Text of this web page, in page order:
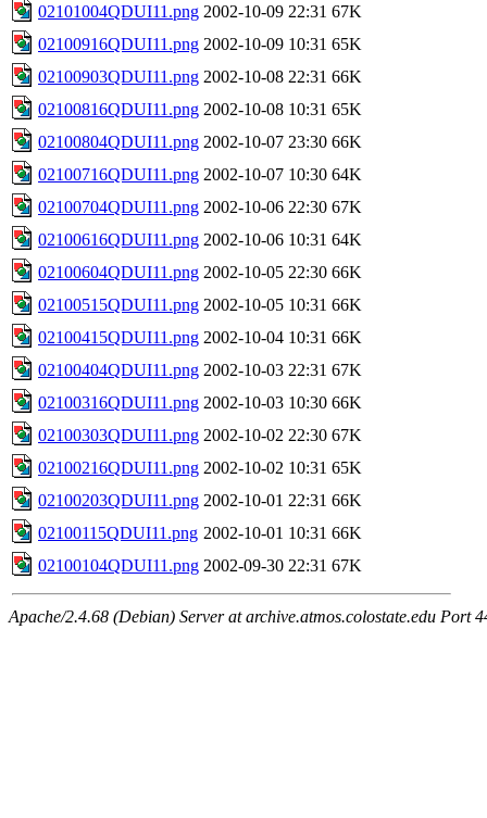
02101004QDUI11.png 2002-10-09 22:31 67K
02100916QDUI11.png 2002-10-09 10:31 65K
02100903QDUI11.png 2002-10-08 22:31 66K
02100816QDUI11.png 2002-10-08 10:31 65K
02100804QDUI11.png 2002-10-07 23:30 66K
02100716QDUI11.png 2002-10-07 10:30 64K
02100704QDUI11.png 2002-10-06 22:30 67K
02100616QDUI11.png 2002-10-06 10:31 64K
02100604QDUI11.png 2002-10-05 22:30 66K
02100515QDUI11.png 2002-10-05 10:31 66K
02100415QDUI11.png 2002-10-04 10:31 66K
02100404QDUI11.png 2002-10-03 22:31 67K
02100316QDUI11.png 2002-10-03 10:30 66K
02100303QDUI11.png 2002-10-02 22:30 67K
02100216QDUI11.png 2002-10-02 10:31 65K
02100203QDUI11.png 2002-10-01 22:31 66K
02100115QDUI11.png 2002-10-01 10:31 66K
02100104QDUI11.png 2002-09-30 22:31 67K
Apache/2.4.68 (Debian) Server at archive.atmos.colostate.edu Port